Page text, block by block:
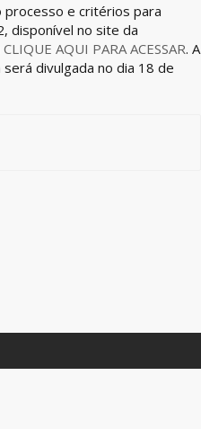
processo e critérios para
disponível no site da
CLIQUE AQUI PARA ACESSAR. A
divulgada no dia 18 de